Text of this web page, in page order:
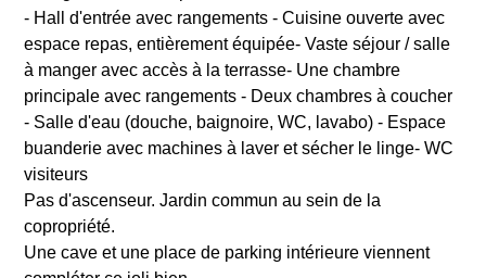
- Hall d'entrée avec rangements - Cuisine ouverte avec
espace repas, entièrement équipée- Vaste séjour / salle
à manger avec accès à la terrasse- Une chambre
principale avec rangements - Deux chambres à coucher
- Salle d'eau (douche, baignoire, WC, lavabo) - Espace
buanderie avec machines à laver et sécher le linge- WC
visiteurs
Pas d'ascenseur. Jardin commun au sein de la
copropriété.
Une cave et une place de parking intérieure viennent